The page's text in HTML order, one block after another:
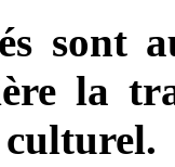
sont
la